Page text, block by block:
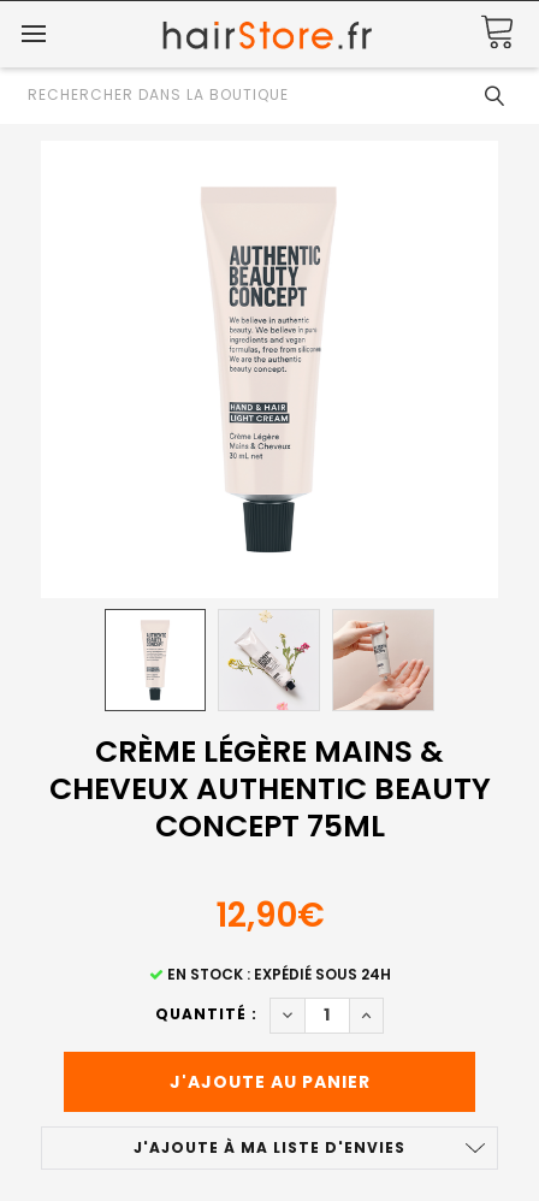
Rechercher
CRÈME LÉGÈRE MAINS &
CHEVEUX AUTHENTIC BEAUTY
CONCEPT 75ML
12,90€
EN STOCK : EXPÉDIÉ SOUS 24H
QUANTITÉ :
DIMINUER LA QUANTITÉ DE
AUGMENTER LA
J'AJOUTE À MA LISTE D'ENVIES